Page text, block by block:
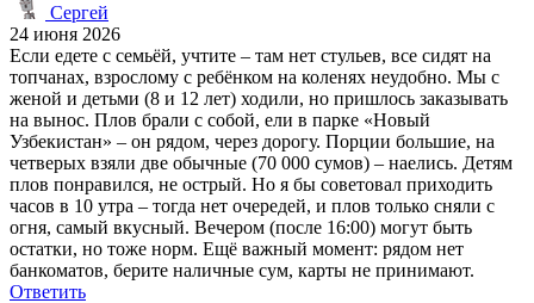
Сергей
24 июня 2026
Если едете с семьёй, учтите – там нет стульев, все сидят на
топчанах, взрослому с ребёнком на коленях неудобно. Мы с
женой и детьми (8 и 12 лет) ходили, но пришлось заказывать
на вынос. Плов брали с собой, ели в парке «Новый
Узбекистан» – он рядом, через дорогу. Порции большие, на
четверых взяли две обычные (70 000 сумов) – наелись. Детям
плов понравился, не острый. Но я бы советовал приходить
часов в 10 утра – тогда нет очередей, и плов только сняли с
огня, самый вкусный. Вечером (после 16:00) могут быть
остатки, но тоже норм. Ещё важный момент: рядом нет
банкоматов, берите наличные сум, карты не принимают.
Ответить